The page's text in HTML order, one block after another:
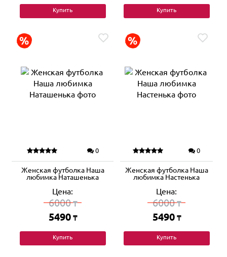
Купить Купить
0
Женская футболка Наша
любимка Наташенька
Цена:
6000₸
5490 ₸
Купить
0
Женская футболка Наша
любимка Настенька
Цена:
6000₸
5490 ₸
Купить